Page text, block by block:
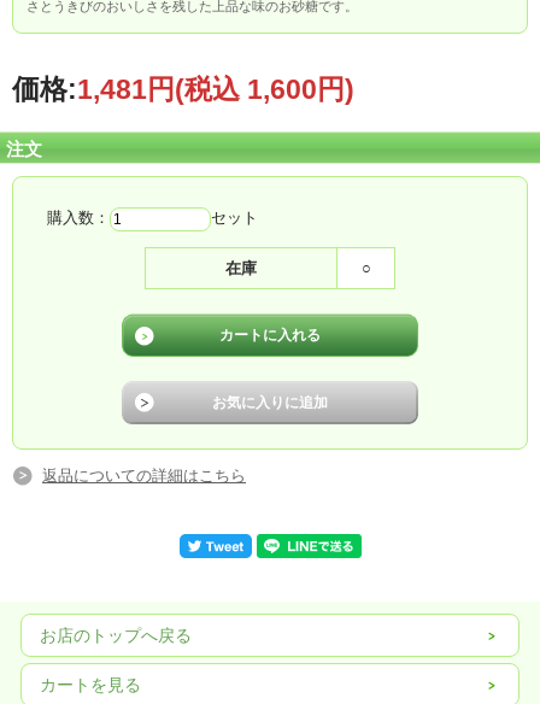
さとうきびのおいしさを残した上品な味のお砂糖です。
価格:1,481円(税込 1,600円)
注文
購入数： セット
在庫 ○
返品についての詳細はこちら
お店のトップへ戻る
カートを見る